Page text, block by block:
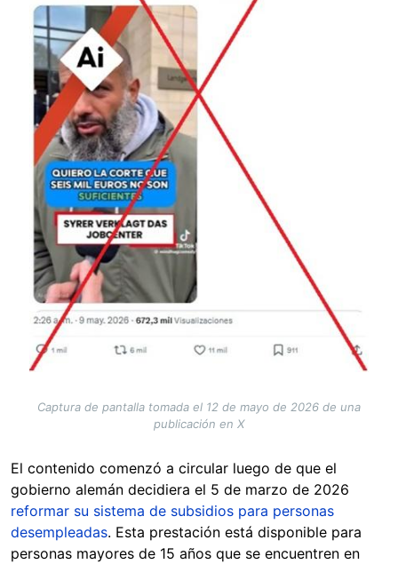
Captura de pantalla tomada el 12 de mayo de 2026 de una
publicación en X
El contenido comenzó a circular luego de que el
gobierno alemán decidiera el 5 de marzo de 2026
reformar su sistema de subsidios para personas
desempleadas. Esta prestación está disponible para
personas mayores de 15 años que se encuentren en